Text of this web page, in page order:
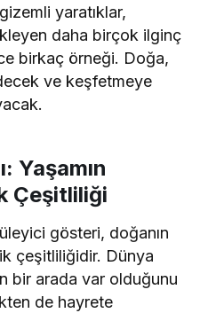
yaratıklar,
daha birçok ilginç
birkaç örneği. Doğa,
ve keşfetmeye
Yaşamın
Çeşitliliği
gösteri, doğanın
çeşitliliğidir. Dünya
bir arada var olduğunu
de hayrete